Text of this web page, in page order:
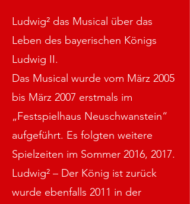
Ludwig² das Musical über das
Leben des bayerischen Königs
Ludwig II.
Das Musical wurde vom März 2005
bis März 2007 erstmals im
„Festspielhaus Neuschwanstein“
aufgeführt. Es folgten weitere
Spielzeiten im Sommer 2016, 2017.
Ludwig² – Der König ist zurück
wurde ebenfalls 2011 in der